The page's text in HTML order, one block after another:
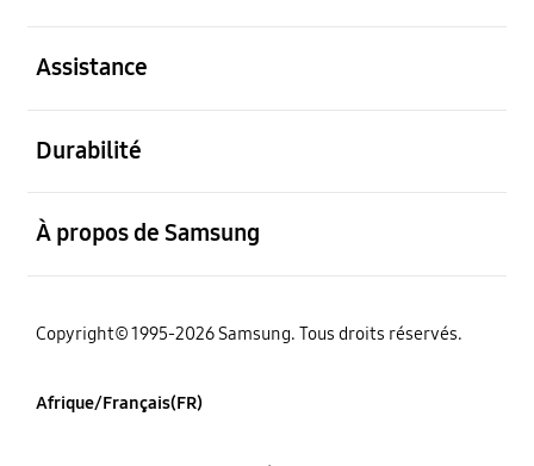
Assistance
Durabilité
À propos de Samsung
Copyright© 1995-2026 Samsung. Tous droits réservés.
Afrique/Français(FR)